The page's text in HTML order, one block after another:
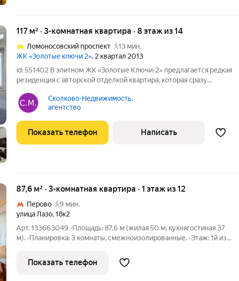
117 м² · 3-комнатная квартира · 8 этаж из 14
Ломоносовский проспект
13 мин.
ЖК «Золотые ключи 2», 2 квартал 2013
id: 551402 В элитном ЖК «Золотые Ключи-2» предлагается редкая
резиденция с авторской отделкой квартира, которая сразу
натуральные материалы, премиальная мебель и декор ведущих
брендов
Сколково-Недвижимость,
агентство
Показать телефон Написать
87,6 м² · 3-комнатная квартира · 1 этаж из 12
Перово
9 мин.
улица Лазо,18к2
Арт. 133663049 -Площадь: 87,6 м (жилая 50 м, кухнягостиная 37
м). -Планировка: 3 комнаты, смежноизолированные. -Этаж: 1й из
материалы, качественная техника и сантехника. -Локация: ВАО,
Показать телефон